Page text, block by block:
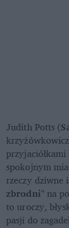
Judith Potts (
spokojnym
rzeczy dziwne
zbrodni" na
to uroczy,
pasji do